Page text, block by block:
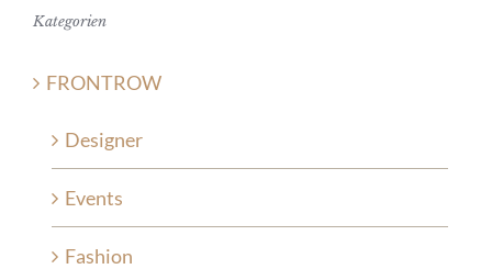
Kategorien
FRONTROW
Designer
Events
Fashion